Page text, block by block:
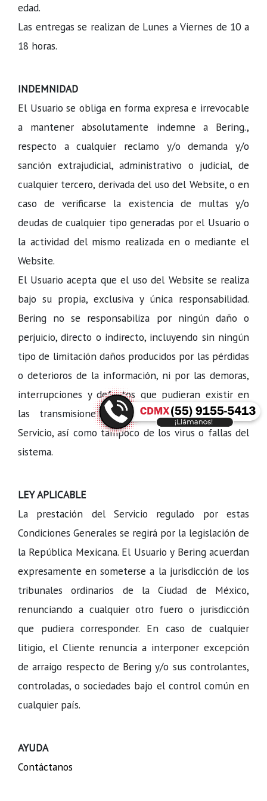
edad.
Las entregas se realizan de Lunes a Viernes de 10 a
18 horas.
INDEMNIDAD
El Usuario se obliga en forma expresa e irrevocable
a mantener absolutamente indemne a Bering.,
respecto a cualquier reclamo y/o demanda y/o
sanción extrajudicial, administrativo o judicial, de
cualquier tercero, derivada del uso del Website, o en
caso de verificarse la existencia de multas y/o
deudas de cualquier tipo generadas por el Usuario o
la actividad del mismo realizada en o mediante el
Website.
El Usuario acepta que el uso del Website se realiza
bajo su propia, exclusiva y única responsabilidad.
Bering no se responsabiliza por ningún daño o
perjuicio, directo o indirecto, incluyendo sin ningún
tipo de limitación daños producidos por las pérdidas
o deterioros de la información, ni por las demoras,
interrupciones y defectos que pudieran existir en
las transmisiones, mediante la utilización del
Servicio, así como tampoco de los virus o fallas del
sistema.
LEY APLICABLE
La prestación del Servicio regulado por estas
Condiciones Generales se regirá por la legislación de
la República Mexicana. El Usuario y Bering acuerdan
expresamente en someterse a la jurisdicción de los
tribunales ordinarios de la Ciudad de México,
renunciando a cualquier otro fuero o jurisdicción
que pudiera corresponder. En caso de cualquier
litigio, el Cliente renuncia a interponer excepción
de arraigo respecto de Bering y/o sus controlantes,
controladas, o sociedades bajo el control común en
cualquier país.
AYUDA
Contáctanos